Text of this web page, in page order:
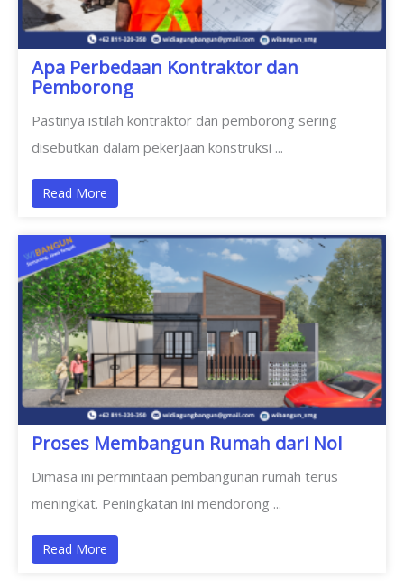
Apa Perbedaan Kontraktor dan
Pemborong
Pastinya istilah kontraktor dan pemborong sering
disebutkan dalam pekerjaan konstruksi ...
Read More
Proses Membangun Rumah dari Nol
Dimasa ini permintaan pembangunan rumah terus
meningkat. Peningkatan ini mendorong ...
Read More